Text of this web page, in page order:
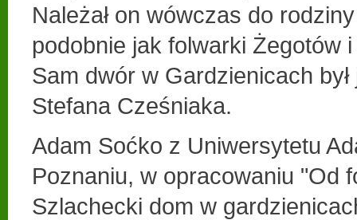
Należał on wówczas do
podobnie jak folwarki Żegotów
Sam dwór w Gardzienicach był
Stefana Cześniaka.
Adam Soćko z Uniwersytetu
Poznaniu, w opracowaniu "Od
Szlachecki dom w